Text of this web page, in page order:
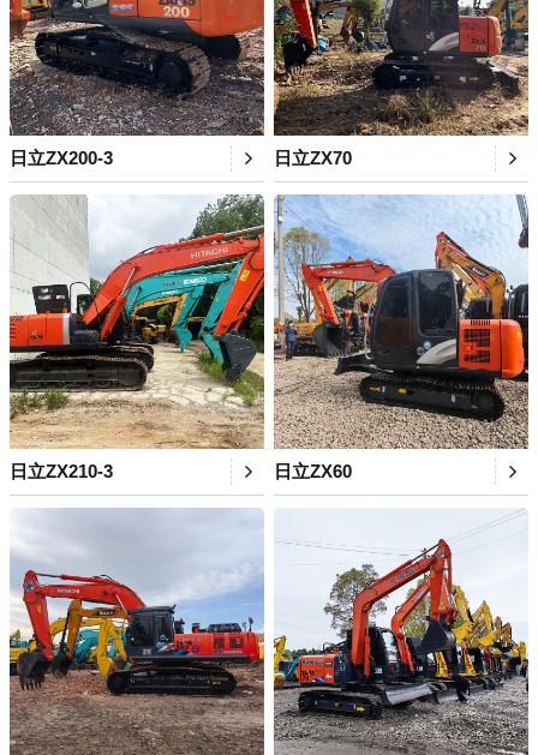
日立ZX200-3 日立ZX70
日立ZX210-3 日立ZX60